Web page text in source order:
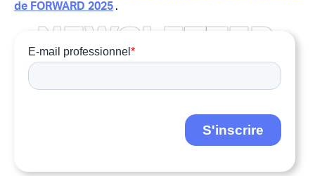
de FORWARD 2025 .
NEWSL ETTER